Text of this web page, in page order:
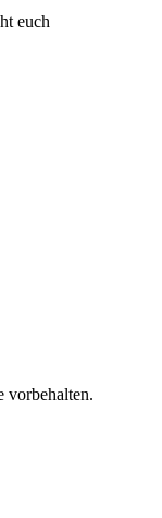
euch
vorbehalten.